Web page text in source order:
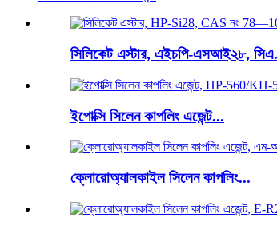
সিলিকেট এস্টার, এইচপি-এসআই২৮,
ইপোক্সি সিলেন কাপলিং এজেন্ট...
ক্লোরোঅ্যালকাইল সিলেন কাপলিং...